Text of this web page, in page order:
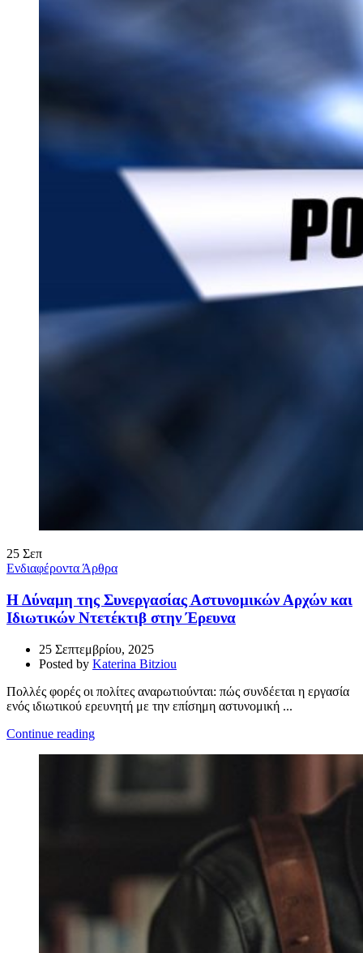
25 Σεπ
Ενδιαφέροντα Άρθρα
Η Δύναμη της Συνεργασίας Αστυνομικών Αρχών και
Ιδιωτικών Ντετέκτιβ στην Έρευνα
25 Σεπτεμβρίου, 2025
Posted by Katerina Bitziou
Πολλές φορές οι πολίτες αναρωτιούνται: πώς συνδέεται η εργασία
ενός ιδιωτικού ερευνητή με την επίσημη αστυνομική ...
Continue reading